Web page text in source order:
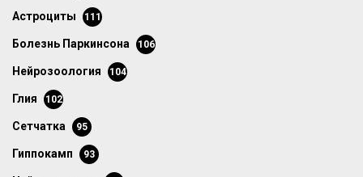
астроциты 111
болезнь Паркинсона 106
нейрозоология 104
глия 102
сетчатка 95
гиппокамп 93